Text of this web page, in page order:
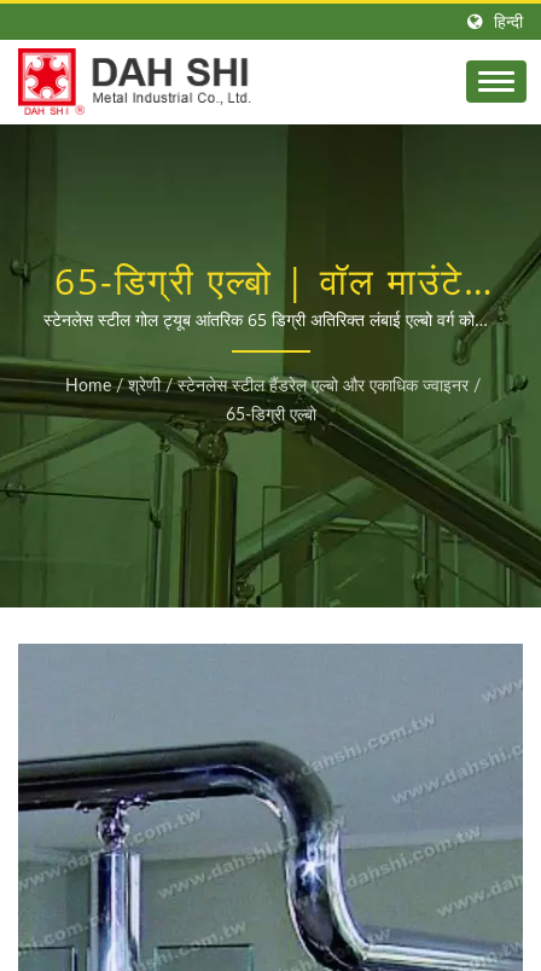
हिन्दी
65-डिग्री एल्बो | वॉल माउंटेड
स्टील हैंडरेल और रेलिंग सहायक
निर्माता | DAH SHI
स्टेनलेस स्टील गोल ट्यूब आंतरिक 65 डिग्री अतिरिक्त लंबाई एल्बो वर्ग कोना /
स्टेनलेस स्टील सीढ़ी रेलिंग और हैंडरेलिंग के पेशेवर निर्माता। यह गोल और
वर्गाकार ट्यूब के स्थानांतरण और स्थिरीकरण जैसी समस्याओं को हल करता है।
इसमें विभिन्न व्यास और आकारों के जोड़ों और सहायक उपकरणों की पूरी
श्रृंखला है। पूछताछ के लिए कॉल करने या आधिकारिक LINE खाते में जोड़ने
के लिए आपका स्वागत है: @dahshi।
Home / श्रेणी / स्टेनलेस स्टील हैंडरेल एल्बो और एकाधिक ज्वाइनर /
65-डिग्री एल्बो